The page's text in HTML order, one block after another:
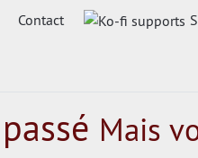
Contact
Mais